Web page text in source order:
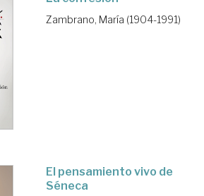
Zambrano, María (1904-1991)
El pensamiento vivo de
Séneca